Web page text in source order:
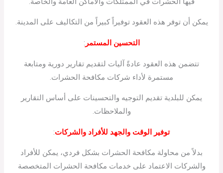
يمكن أن توفر هذه العقود توفيراً كبيراً من التكاليف على المدينة.
التحسين المستمر :
تتضمن هذه العقود عادةً آليات لتقديم تقارير دورية ومتابعة
مستمرة لأداء شركات مكافحة الحشرات.
يمكن للبلدية تقديم التوجيه والتحسينات على أساس التقارير
والملاحظات.
توفير الوقت والجهد للأفراد والشركات:
بدلاً من محاولة مكافحة الحشرات بشكل فردي، يمكن للأفراد
والشركات الاعتماد على خدمات مكافحة الحشرات المتخصصة